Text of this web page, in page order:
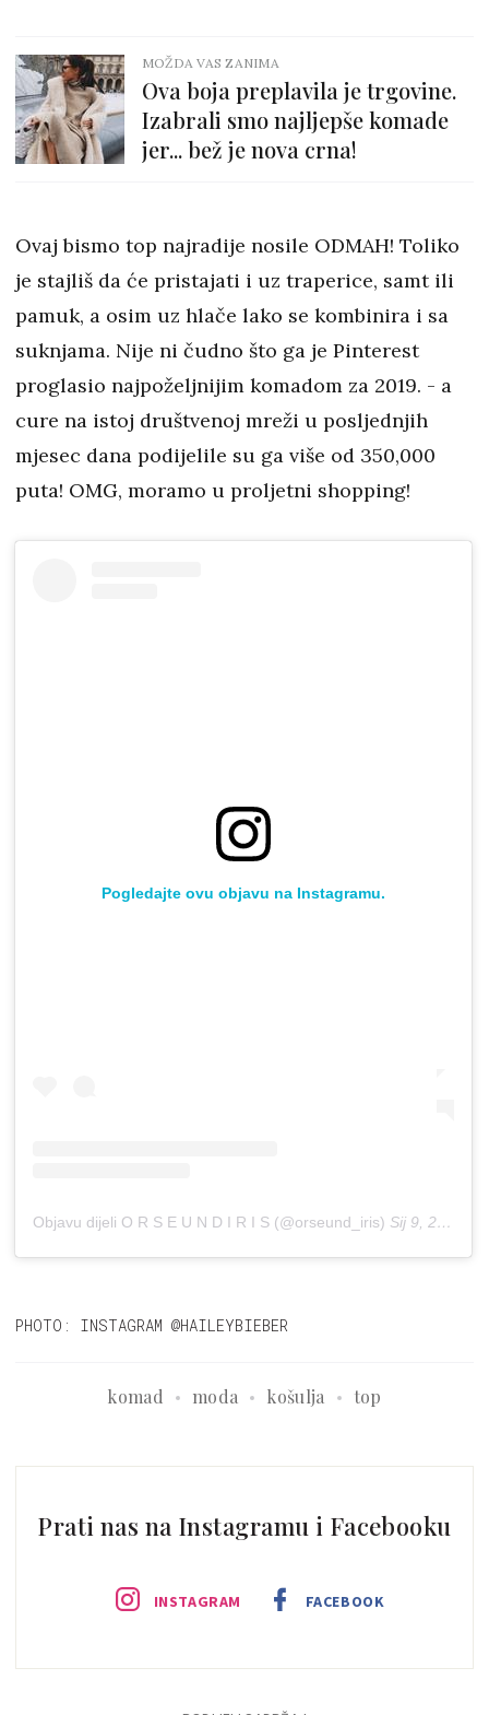
MOŽDA VAS ZANIMA
Ova boja preplavila je trgovine.
Izabrali smo najljepše komade
jer... bež je nova crna!
Ovaj bismo top najradije nosile ODMAH! Toliko
je stajliš da će pristajati i uz traperice, samt ili
pamuk, a osim uz hlače lako se kombinira i sa
suknjama. Nije ni čudno što ga je Pinterest
proglasio najpoželjnijim komadom za 2019. - a
cure na istoj društvenoj mreži u posljednjih
mjesec dana podijelile su ga više od 350,000
puta! OMG, moramo u proljetni shopping!
Pogledajte ovu objavu na Instagramu.
Objavu dijeli O R S E U N D I R I S (@orseund_iris) Sij 9, 2019 u 3:40 PST
PHOTO: INSTAGRAM @HAILEYBIEBER
komad moda košulja top
Prati nas na Instagramu i Facebooku
INSTAGRAM FACEBOOK